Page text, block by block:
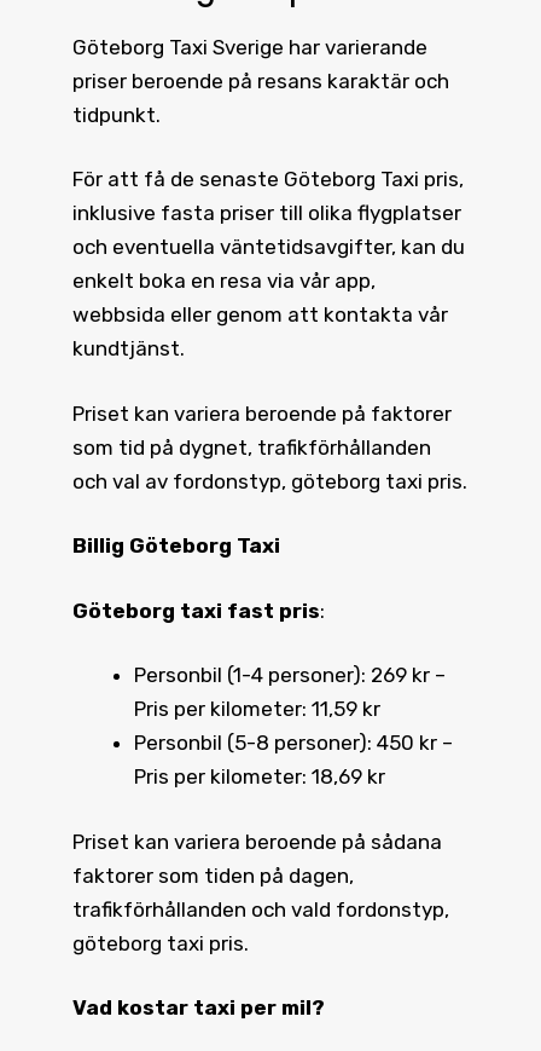
Göteborg Taxi Sverige har varierande
priser beroende på resans karaktär och
tidpunkt.
För att få de senaste Göteborg Taxi pris,
inklusive fasta priser till olika flygplatser
och eventuella väntetidsavgifter, kan du
enkelt boka en resa via vår app,
webbsida eller genom att kontakta vår
kundtjänst.
Priset kan variera beroende på faktorer
som tid på dygnet, trafikförhållanden
och val av fordonstyp, göteborg taxi pris.
Billig Göteborg Taxi
Göteborg taxi fast pris:
Personbil (1-4 personer): 269 kr –
Pris per kilometer: 11,59 kr
Personbil (5-8 personer): 450 kr –
Pris per kilometer: 18,69 kr
Priset kan variera beroende på sådana
faktorer som tiden på dagen,
trafikförhållanden och vald fordonstyp,
göteborg taxi pris.
Vad kostar taxi per mil?